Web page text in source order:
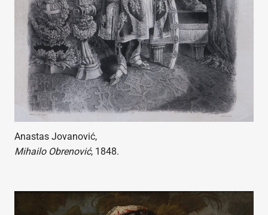
Anastas Jovanović,
Mihailo Obrenović, 1848.